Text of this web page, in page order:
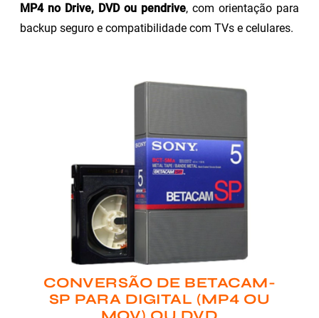
MP4 no Drive, DVD ou pendrive, com orientação para
backup seguro e compatibilidade com TVs e celulares.
CONVERSÃO DE BETACAM-
SP PARA DIGITAL (MP4 OU